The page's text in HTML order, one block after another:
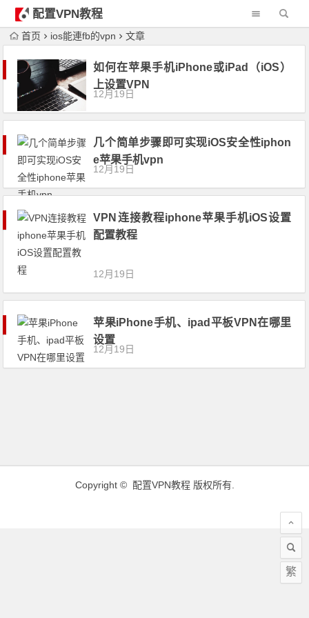
配置VPN教程
首页 ios能連fb的vpn 文章
如何在苹果手机iPhone或iPad（iOS）
上设置VPN
12月19日
几个简单步骤即可实现iOS安全性iphon
e苹果手机vpn
12月19日
VPN连接教程iphone苹果手机iOS设置
配置教程
12月19日
苹果iPhone手机、ipad平板VPN在哪里
设置
12月19日
Copyright © 配置VPN教程版权所有.
繁